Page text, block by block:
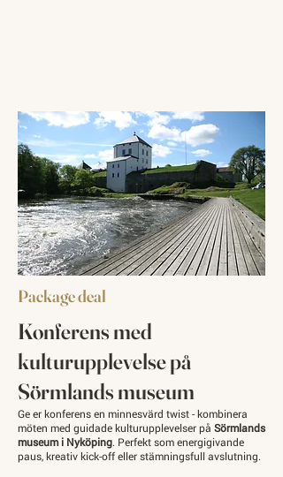
Package deal
Konferens med
kulturupplevelse på
Sörmlands museum
Ge er konferens en minnesvärd twist - kombinera
möten med guidade kulturupplevelser på Sörmlands
museum i Nyköping. Perfekt som energigivande
paus, kreativ kick-off eller stämningsfull avslutning.